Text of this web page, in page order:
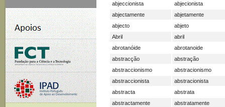
abjeccionista
abjecionista
abjectamente
abjetamente
abjecto
abjeto
Abril
abril
abrotanóide
abrotanoide
abstracção
abstração
abstraccionismo
abstracionismo
abstraccionista
abstracionista
abstracta
abstrata
abstractamente
abstratamente